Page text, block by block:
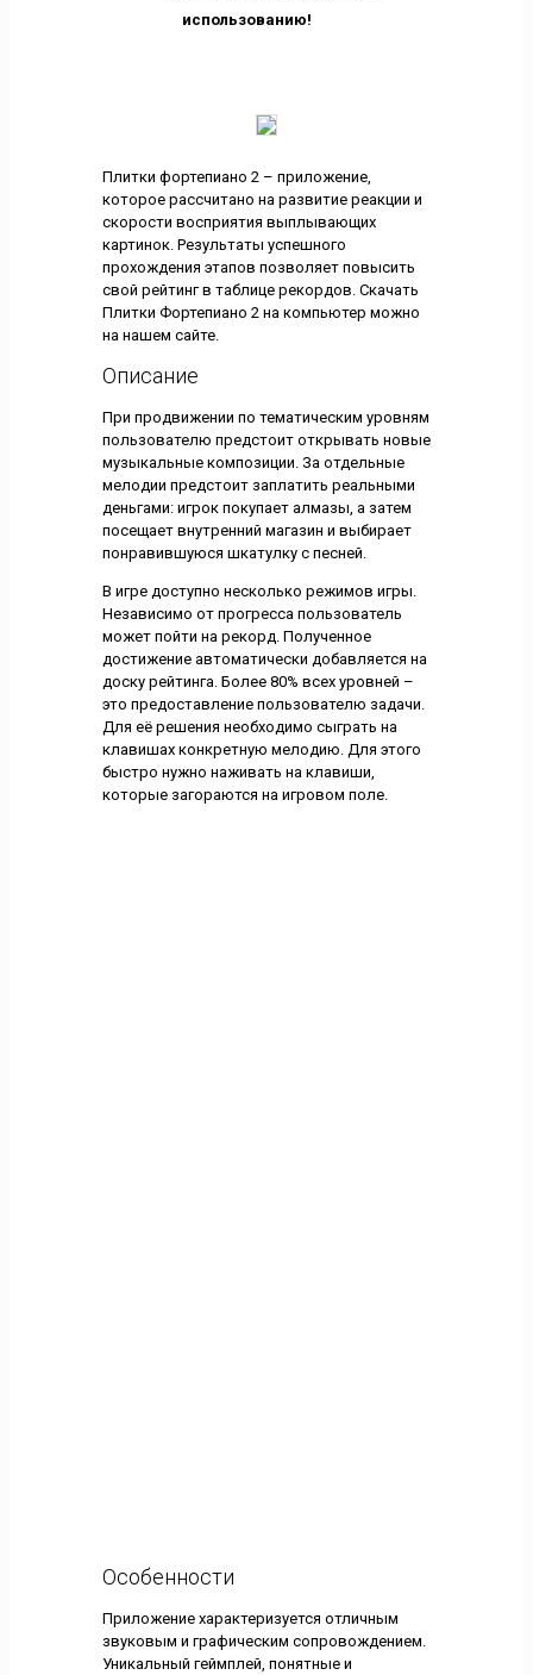
использованию!
Плитки фортепиано 2 – приложение,
которое рассчитано на развитие реакции и
скорости восприятия выплывающих
картинок. Результаты успешного
прохождения этапов позволяет повысить
свой рейтинг в таблице рекордов. Скачать
Плитки Фортепиано 2 на компьютер можно
на нашем сайте.
Описание
При продвижении по тематическим уровням
пользователю предстоит открывать новые
музыкальные композиции. За отдельные
мелодии предстоит заплатить реальными
деньгами: игрок покупает алмазы, а затем
посещает внутренний магазин и выбирает
понравившуюся шкатулку с песней.
В игре доступно несколько режимов игры.
Независимо от прогресса пользователь
может пойти на рекорд. Полученное
достижение автоматически добавляется на
доску рейтинга. Более 80% всех уровней –
это предоставление пользователю задачи.
Для её решения необходимо сыграть на
клавишах конкретную мелодию. Для этого
быстро нужно наживать на клавиши,
которые загораются на игровом поле.
Особенности
Приложение характеризуется отличным
звуковым и графическим сопровождением.
Уникальный геймплей, понятные и